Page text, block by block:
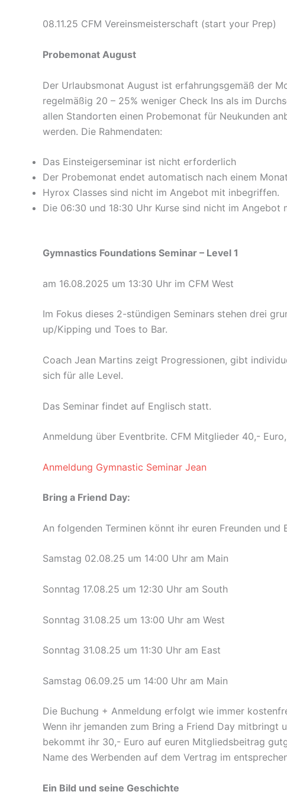
08.11.25 CFM Vereinsmeisterschaft (start your Prep)
Probemonat August
Der Urlaubsmonat August ist erfahrungsgemäß der
regelmäßig 20 – 25% weniger Check Ins als im
allen Standorten einen Probemonat für Neukunden
werden. Die Rahmendaten:
Das Einsteigerseminar ist nicht erforderlich
Der Probemonat endet automatisch nach einem
Hyrox Classes sind nicht im Angebot mit inbegriffen.
Die 06:30 und 18:30 Uhr Kurse sind nicht im Angebot
Gymnastics Foundations Seminar – Level 1
am 16.08.2025 um 13:30 Uhr im CFM West
Im Fokus dieses 2-stündigen Seminars stehen drei
up/Kipping und Toes to Bar.
Coach Jean Martins zeigt Progressionen, gibt
sich für alle Level.
Das Seminar findet auf Englisch statt.
Anmeldung über Eventbrite. CFM Mitglieder 40,-
Anmeldung Gymnastic Seminar Jean
Bring a Friend Day:
An folgenden Terminen könnt ihr euren Freunden
Samstag 02.08.25 um 14:00 Uhr am Main
Sonntag 17.08.25 um 12:30 Uhr am South
Sonntag 31.08.25 um 13:00 Uhr am West
Sonntag 31.08.25 um 11:30 Uhr am East
Samstag 06.09.25 um 14:00 Uhr am Main
Die Buchung + Anmeldung erfolgt wie immer
Wenn ihr jemanden zum Bring a Friend Day
bekommt ihr 30,- Euro auf euren Mitgliedsbeitrag
Name des Werbenden auf dem Vertrag im
Ein Bild und seine Geschichte